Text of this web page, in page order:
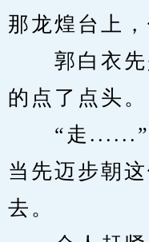
那龙煌台上
郭白衣先
的点了点头。
“走......”
当先迈步朝
去。